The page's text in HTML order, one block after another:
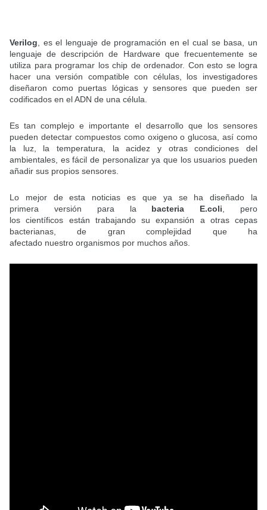
Verilog, es el lenguaje de programación en el cual se basa, un
lenguaje de descripción de Hardware que frecuentemente se
utiliza para programar los chip de ordenador. Con esto se logra
hacer una versión compatible con células, los investigadores
diseñaron como puertas lógicas y sensores que pueden ser
codificados en el ADN de una célula.
Es tan complejo e importante el desarrollo que los sensores
pueden detectar compuestos como oxigeno o glucosa, así como
la luz, la temperatura, la acidez y otras condiciones del
ambientales, es fácil de personalizar ya que los usuarios pueden
añadir sus propios sensores.
Lo mejor de esta noticias es que ya se ha diseñado la
primera versión para la bacteria E.coli, pero
los científicos están trabajando su expansión a otras cepas
bacterianas, de gran complejidad que ha
afectado nuestro organismos por muchos años.